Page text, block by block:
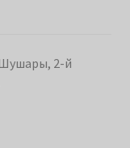
Шушары, 2-й